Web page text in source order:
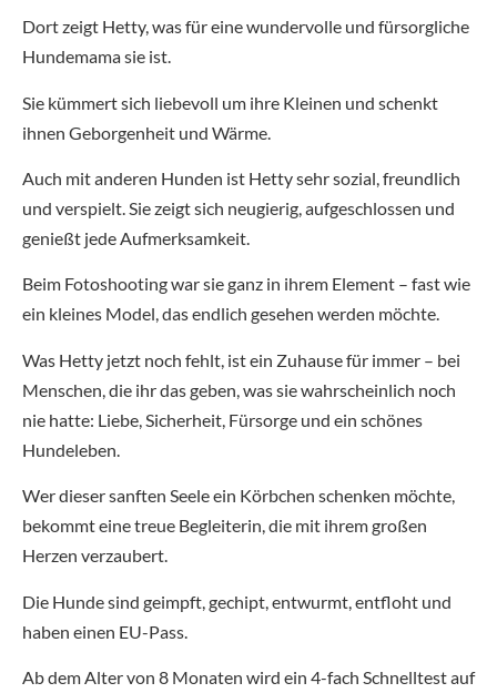
Dort zeigt Hetty, was für eine wundervolle und fürsorgliche
Hundemama sie ist.
Sie kümmert sich liebevoll um ihre Kleinen und schenkt
ihnen Geborgenheit und Wärme.
Auch mit anderen Hunden ist Hetty sehr sozial, freundlich
und verspielt. Sie zeigt sich neugierig, aufgeschlossen und
genießt jede Aufmerksamkeit.
Beim Fotoshooting war sie ganz in ihrem Element – fast wie
ein kleines Model, das endlich gesehen werden möchte.
Was Hetty jetzt noch fehlt, ist ein Zuhause für immer – bei
Menschen, die ihr das geben, was sie wahrscheinlich noch
nie hatte: Liebe, Sicherheit, Fürsorge und ein schönes
Hundeleben.
Wer dieser sanften Seele ein Körbchen schenken möchte,
bekommt eine treue Begleiterin, die mit ihrem großen
Herzen verzaubert.
Die Hunde sind geimpft, gechipt, entwurmt, entfloht und
haben einen EU-Pass.
Ab dem Alter von 8 Monaten wird ein 4-fach Schnelltest auf